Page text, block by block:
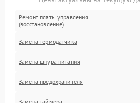
Ремонт платы управления
(восстановление)
Замена термодатчика
Замена шнура питания
Замена предохранителя
Замена таймера